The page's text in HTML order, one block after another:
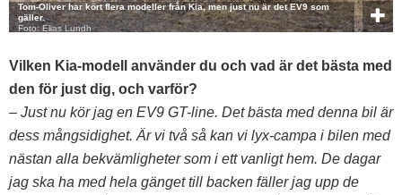
Tom-Oliver har kört flera modeller från Kia, men just nu är det EV9 som
gäller.
Foto: Elias Lundh
Vilken Kia-modell använder du och vad är det bästa med
den för just dig, och varför?
– Just nu kör jag en EV9 GT-line. Det bästa med denna bil är
dess mångsidighet. Är vi två så kan vi lyx-campa i bilen med
nästan alla bekvämligheter som i ett vanligt hem. De dagar
jag ska ha med hela gänget till backen fäller jag upp de